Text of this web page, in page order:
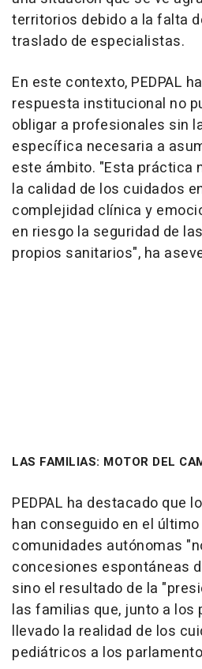
territorios debido a la falta
traslado de especialistas.
En este contexto, PEDPAL
respuesta institucional no
obligar a profesionales sin
específica necesaria a
este ámbito. "Esta práctica
la calidad de los cuidados
complejidad clínica y
en riesgo la seguridad de
propios sanitarios", ha
LAS FAMILIAS: MOTOR DEL
PEDPAL ha destacado que
han conseguido en el
comunidades autónomas
concesiones espontáneas
sino el resultado de la
las familias que, junto a los
llevado la realidad de los
pediátricos a los